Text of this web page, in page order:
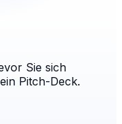
Sie sich
Pitch-Deck.